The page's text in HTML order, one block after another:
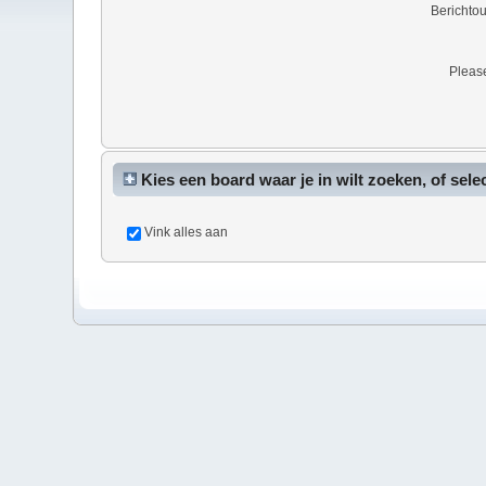
Kies een board waar je in wilt zoeken, of
Vink alles aan